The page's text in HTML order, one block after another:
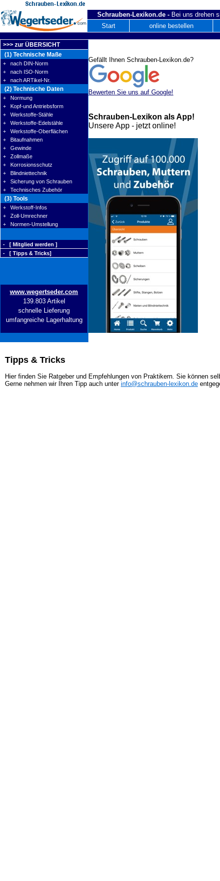
Schrauben-Lexikon.de - Bei uns drehen
Start
online bestellen
>>> zur ÜBERSICHT
(1) Technische Maße
+ nach DIN-Norm
+ nach ISO-Norm
+ nach ARTikel-Nr.
(2) Technische Daten
+ Normung
+ Kopf-und Antriebsform
+ Werkstoffe-Stähle
+ Werkstoffe-Edelstähle
+ Werkstoffe-Oberflächen
+ Bitaufnahmen
+ Gewinde
+ Zollmaße
+ Korrosionsschutz
+ Blindniettechnik
+ Sicherung von Schrauben
+ Technisches Zubehör
(3) Tools
+ Werkstoff-Infos
+ Zoll-Umrechner
+ Normen-Umstellung
- [ Mitglied werden ]
- [ Tipps & Tricks]
www.wegertseder.com
139.803 Artikel
schnelle Lieferung
umfangreiche Lagerhaltung
Tipps & Tricks
Hier finden Sie Ratgeber und Empfehlungen von Praktikern. Sie können
Gerne nehmen wir Ihren Tipp auch unter info@schrauben-lexikon.de
Gefällt Ihnen Schrauben-Lexikon.de?
Bewerten Sie uns auf Google!
Schrauben-Lexikon als App!
Unsere App - jetzt online!